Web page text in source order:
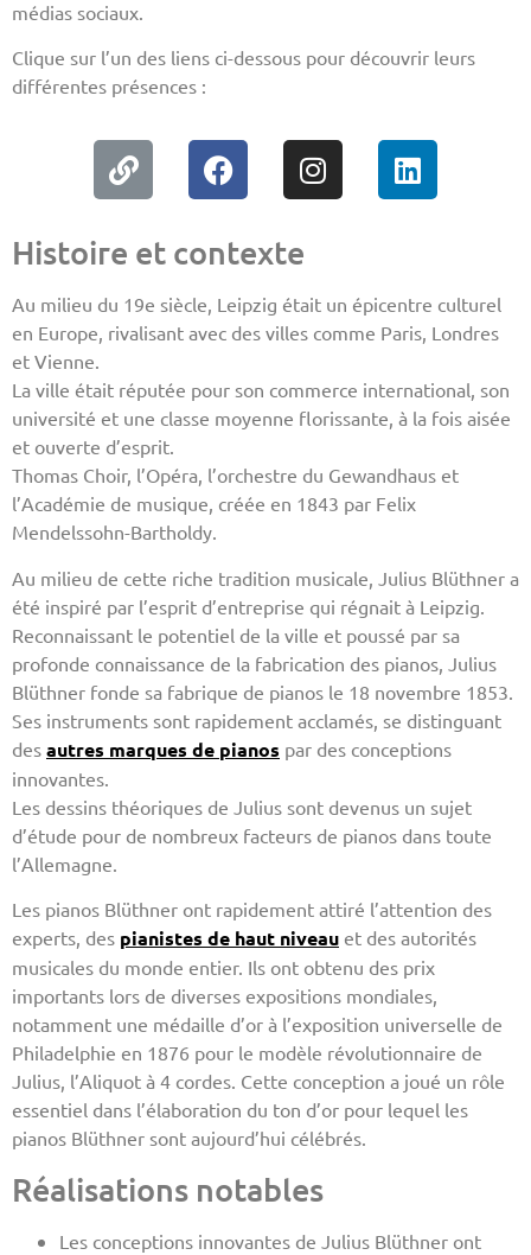
médias sociaux.
Clique sur l’un des liens ci-dessous pour découvrir leurs
différentes présences :
Histoire et contexte
Au milieu du 19e siècle, Leipzig était un épicentre culturel
en Europe, rivalisant avec des villes comme Paris, Londres
et Vienne.
La ville était réputée pour son commerce international, son
université et une classe moyenne florissante, à la fois aisée
et ouverte d’esprit.
Thomas Choir, l’Opéra, l’orchestre du Gewandhaus et
l’Académie de musique, créée en 1843 par Felix
Mendelssohn-Bartholdy.
Au milieu de cette riche tradition musicale, Julius Blüthner a
été inspiré par l’esprit d’entreprise qui régnait à Leipzig.
Reconnaissant le potentiel de la ville et poussé par sa
profonde connaissance de la fabrication des pianos, Julius
Blüthner fonde sa fabrique de pianos le 18 novembre 1853.
Ses instruments sont rapidement acclamés, se distinguant
des autres marques de pianos par des conceptions
innovantes.
Les dessins théoriques de Julius sont devenus un sujet
d’étude pour de nombreux facteurs de pianos dans toute
l’Allemagne.
Les pianos Blüthner ont rapidement attiré l’attention des
experts, des pianistes de haut niveau et des autorités
musicales du monde entier. Ils ont obtenu des prix
importants lors de diverses expositions mondiales,
notamment une médaille d’or à l’exposition universelle de
Philadelphie en 1876 pour le modèle révolutionnaire de
Julius, l’Aliquot à 4 cordes. Cette conception a joué un rôle
essentiel dans l’élaboration du ton d’or pour lequel les
pianos Blüthner sont aujourd’hui célébrés.
Réalisations notables
Les conceptions innovantes de Julius Blüthner ont